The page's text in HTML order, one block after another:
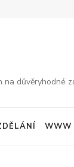
důvěryhodné
WWW